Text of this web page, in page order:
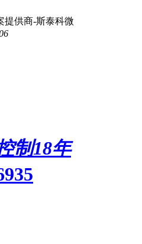
提供商-斯泰科微
制18年